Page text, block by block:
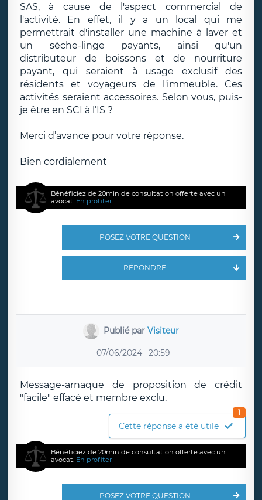
SAS, à cause de l'aspect commercial de
l'activité. En effet, il y a un local qui me
permettrait d'installer une machine à laver et
un sèche-linge payants, ainsi qu'un
distributeur de boissons et de nourriture
payant, qui seraient à usage exclusif des
résidents et voyageurs de l'immeuble. Ces
activités seraient accessoires. Selon vous, puis-
je être en SCI à l’IS ?
Merci d’avance pour votre réponse.
Bien cordialement
Bénéficiez de 20min de consultation offerte avec un
avocat. En profiter
POSEZ VOTRE QUESTION
RÉPONDRE
Publié parVisiteur
07/06/2024 20:59
Message-arnaque de proposition de crédit
"facile" effacé et membre exclu.
Cette réponse a été utile
1
Bénéficiez de 20min de consultation offerte avec un
avocat. En profiter
POSEZ VOTRE QUESTION